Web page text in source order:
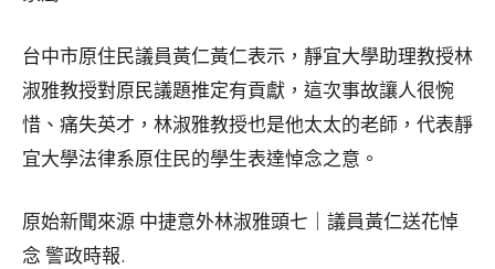
台中市原住民議員黃仁黃仁表示，靜宜大學助理教授林
淑雅教授對原民議題推定有貢獻，這次事故讓人很惋
惜、痛失英才，林淑雅教授也是他太太的老師，代表靜
宜大學法律系原住民的學生表達悼念之意。
原始新聞來源 中捷意外林淑雅頭七｜議員黃仁送花悼
念 警政時報.